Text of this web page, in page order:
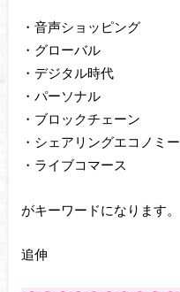
・音声ショッピング
・グローバル
・デジタル時代
・パーソナル
・ブロックチェーン
・シェアリングエコノミー
・ライブコマース
がキーワードになります。
追伸